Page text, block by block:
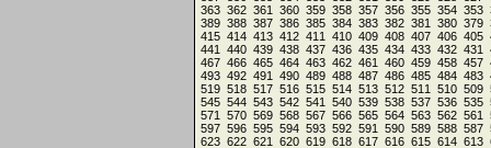
353
354
355
356
357
358
359
360
361
362
363
379
380
381
382
383
384
385
386
387
388
389
405
406
407
408
409
410
411
412
413
414
415
431
432
433
434
435
436
437
438
439
440
441
457
458
459
460
461
462
463
464
465
466
467
483
484
485
486
487
488
489
490
491
492
493
509
510
511
512
513
514
515
516
517
518
519
535
536
537
538
539
540
541
542
543
544
545
561
562
563
564
565
566
567
568
569
570
571
587
588
589
590
591
592
593
594
595
596
597
613
614
615
616
617
618
619
620
621
622
623